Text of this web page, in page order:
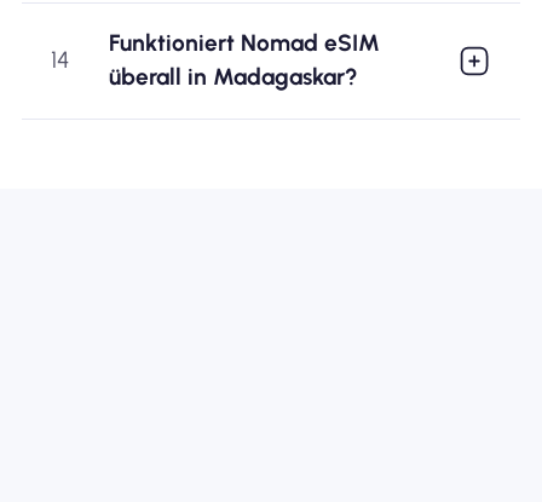
14
Funktioniert Nomad eSIM
überall in Madagaskar?